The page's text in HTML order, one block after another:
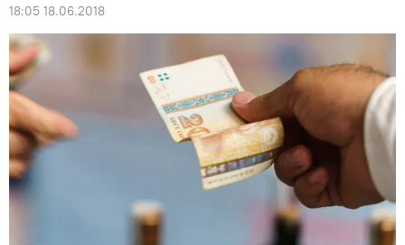
18:05 18.06.2018